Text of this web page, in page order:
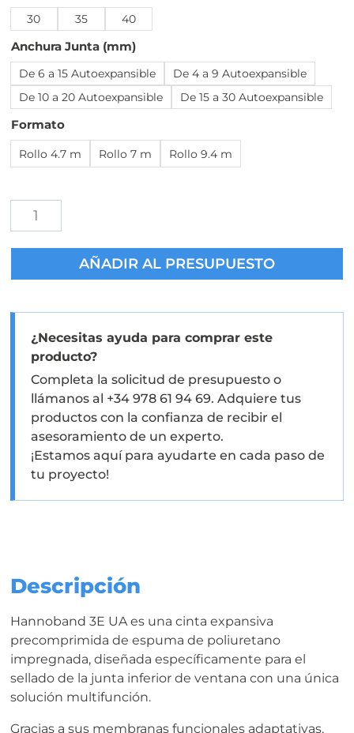
30 35 40
Anchura Junta (mm)
De 6 a 15 Autoexpansible
De 4 a 9 Autoexpansible
De 10 a 20 Autoexpansible
De 15 a 30 Autoexpansible
Formato
Rollo 4.7 m Rollo 7 m Rollo 9.4 m
Cinta
Expansiva
Hannoband
UA
Inferior
Ventana
cantidad
AÑADIR AL PRESUPUESTO
¿Necesitas ayuda para comprar este
producto?
Completa la solicitud de presupuesto o
llámanos al +34 978 61 94 69. Adquiere tus
productos con la confianza de recibir el
asesoramiento de un experto.
¡Estamos aquí para ayudarte en cada paso de
tu proyecto!
Descripción
Hannoband 3E UA es una cinta expansiva
precomprimida de espuma de poliuretano
impregnada, diseñada específicamente para el
sellado de la junta inferior de ventana con una única
solución multifunción.
Gracias a sus membranas funcionales adaptativas,